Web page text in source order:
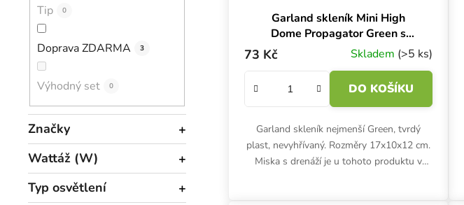
Tip 0
Doprava ZDARMA 3
Výhodný set 0
Značky
Wattáž (W)
Typ osvětlení
Garland skleník Mini High
Dome Propagator Green s
drenáží, tvrdý plast,
nevyhřívaný, 17x10x12 cm
Skladem (>5 ks)
73 Kč
DO KOŠÍKU
Garland skleník nejmenší Green, tvrdý
plast, nevyhřívaný. Rozměry 17x10x12 cm.
Miska s drenáží je u tohoto produktu v